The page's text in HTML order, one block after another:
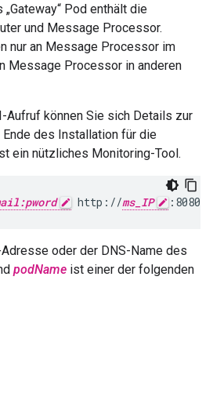
Pod enthält die
und Message Processor.
nur an Message Processor im
Message Processor in anderen
Aufruf können Sie sich Details zur
des Installation für die
ein nützliches Monitoring-Tool.
http://ms_IP :8080/
oder der DNS-Name des
podName ist einer der folgenden